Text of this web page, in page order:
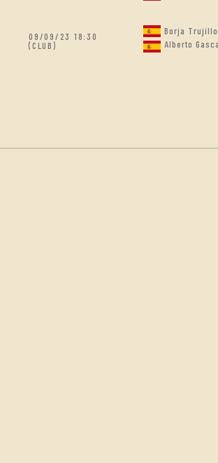
09/09/23 18:30
(CLUB)
Borja Trujillo
Alberto